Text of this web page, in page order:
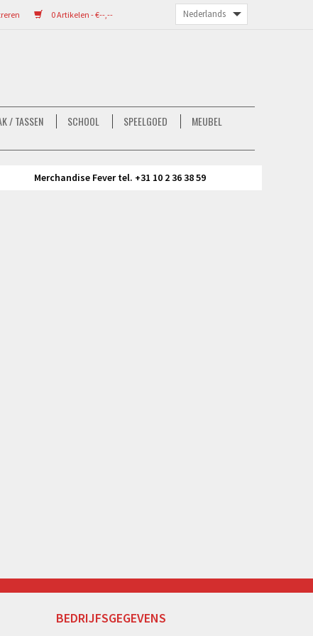
0 Artikelen - €--,--
/ TASSEN SCHOOL SPEELGOED
MEUBEL
Merchandise Fever tel. +31 10 2 36 38 59
BEDRIJFSGEGEVENS